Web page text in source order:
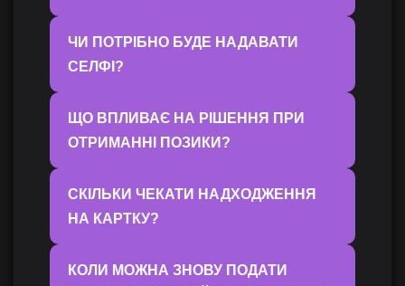
ЧИ ПОТРІБНО БУДЕ НАДАВАТИ
СЕЛФІ?
ЩО ВПЛИВАЄ НА РІШЕННЯ ПРИ
ОТРИМАННІ ПОЗИКИ?
СКІЛЬКИ ЧЕКАТИ НАДХОДЖЕННЯ
НА КАРТКУ?
КОЛИ МОЖНА ЗНОВУ ПОДАТИ